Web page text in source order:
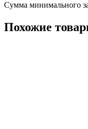
Сумма минимального
Похожие